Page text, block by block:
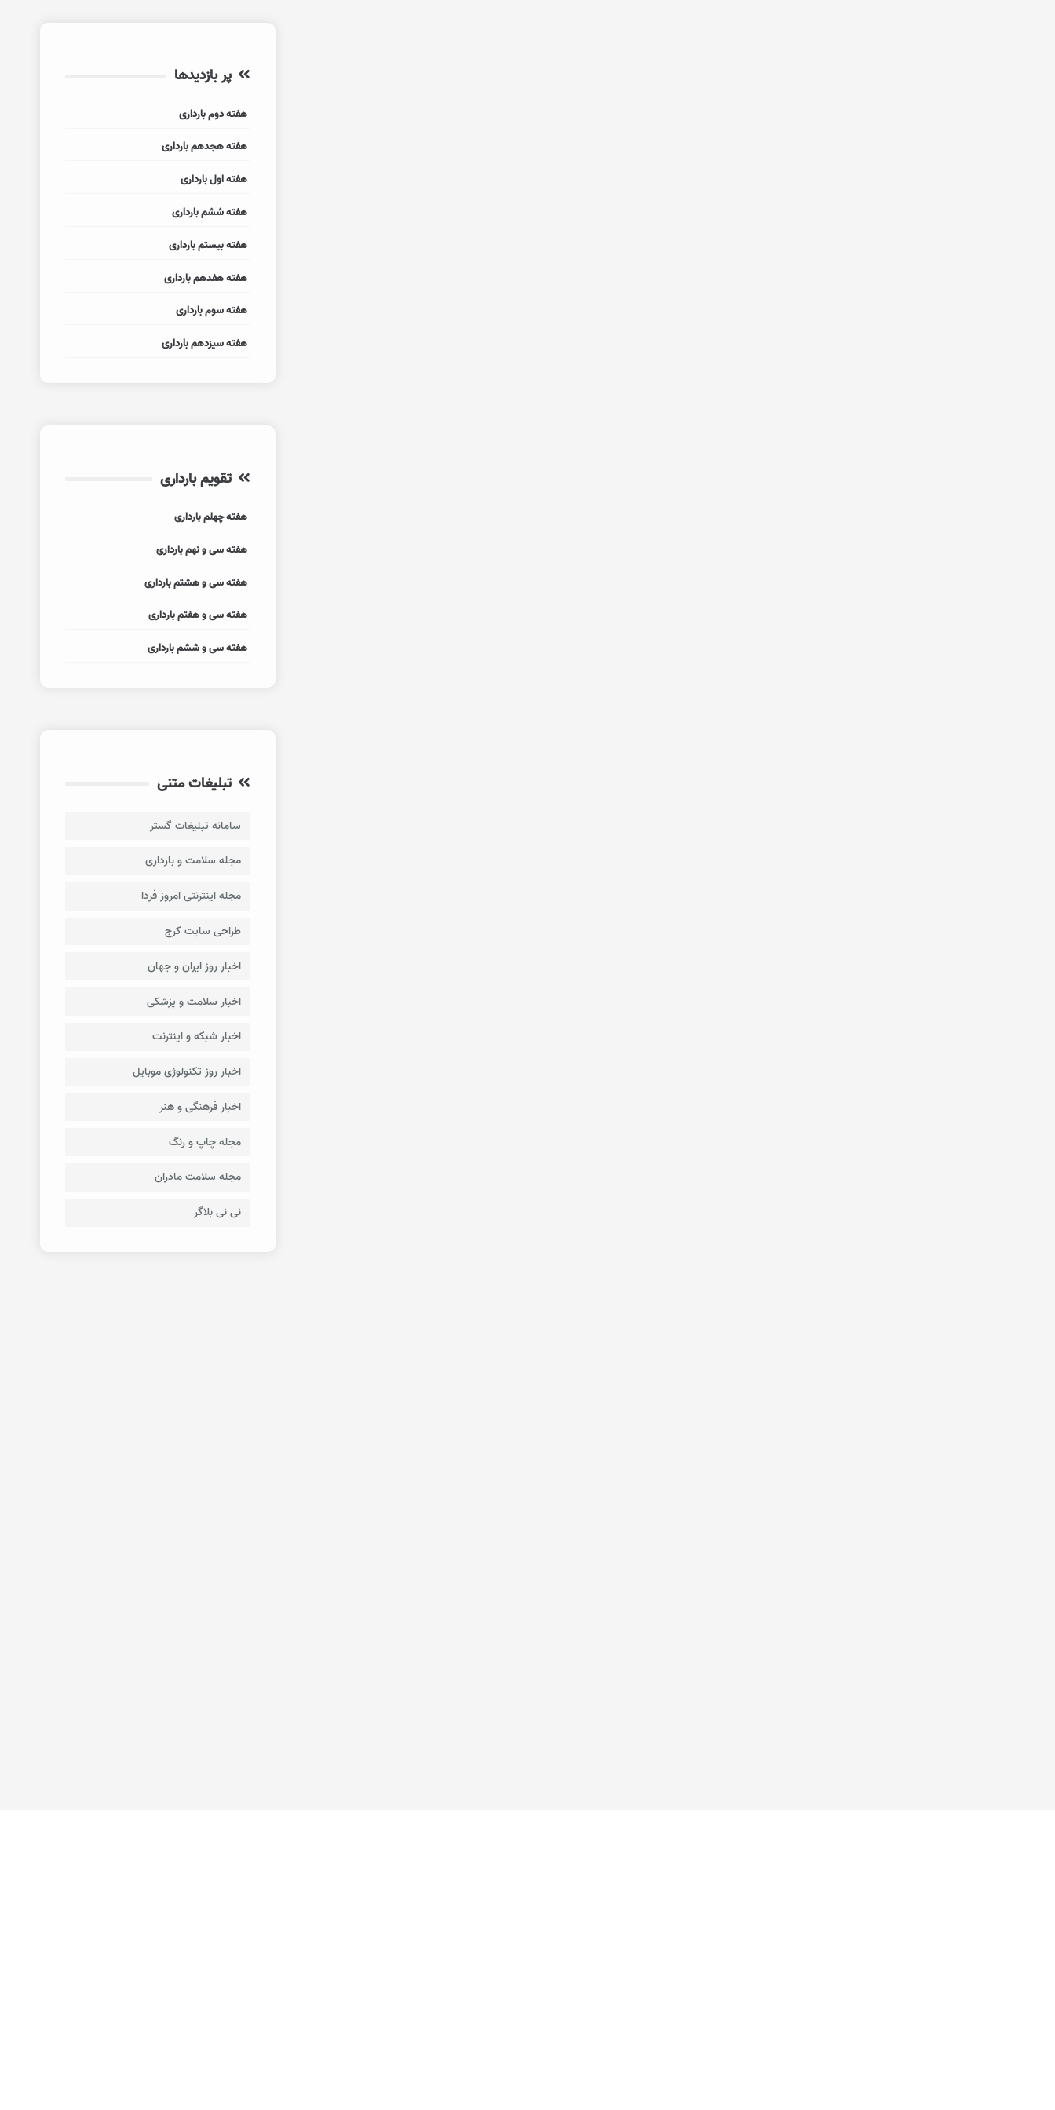
پر بازدیدها
هفته دوم بارداری
هفته هجدهم بارداری
هفته اول بارداری
هفته ششم بارداری
هفته بیستم بارداری
هفته هفدهم بارداری
هفته سوم بارداری
هفته سیزدهم بارداری
تقویم بارداری
هفته چهلم بارداری
هفته سی و نهم بارداری
هفته سی و هشتم بارداری
هفته سی و هفتم بارداری
هفته سی و ششم بارداری
تبلیغات متنی
سامانه تبلیغات گستر
مجله سلامت و بارداری
مجله اینترنتی امروز فردا
طراحی سایت کرج
اخبار روز ایران و جهان
اخبار سلامت و پزشکی
اخبار شبکه و اینترنت
اخبار روز تکنولوژی موبایل
اخبار فرهنگی و هنر
مجله چاپ و رنگ
مجله سلامت مادران
نی نی بلاگر